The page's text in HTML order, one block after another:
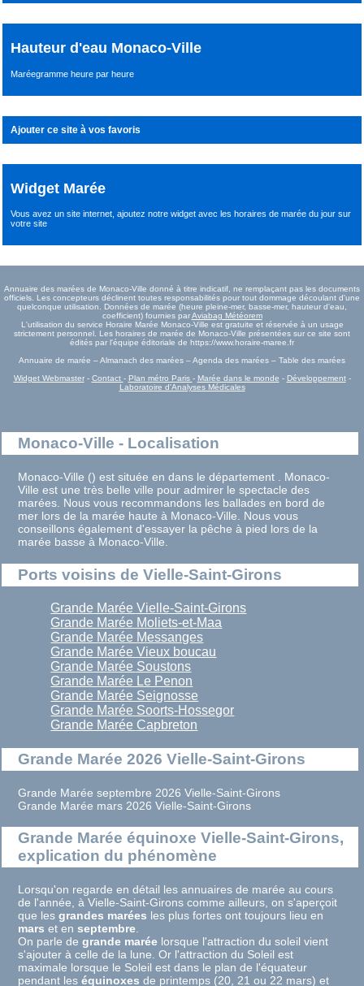
Hauteur d'eau Monaco-Ville
Maréegramme heure par heure
Ajouter ce site à vos favoris
Widget Marée
Vous avez un site internet,ajoutez notre widget avec les horaires de marée du joursur
votre site
Annuaire des marées de Monaco-Ville donné à titre indicatif, ne remplaçant pas les documents
officiels. Les concepteurs déclinent toutes responsabilités pour tout dommage découlant d'une
quelconque utilisation. Données de marée (heure pleine-mer, basse-mer, hauteur d'eau,
coefficient) fournies parAviabag Météorem
L'utilisation du service Horaire Marée Monaco-Ville est gratuite et réservée à un usage
strictement personnel. Les horaires de marée de Monaco-Ville présentées sur ce site sont
édités par l'équipe éditoriale de https://www.horaire-maree.fr
Annuaire de marée – Almanach des marées – Agenda des marées – Table des marées
Widget Webmaster- Contact - Plan métro Paris - Marée dans le monde - Développement-
Laboratoire d'Analyses Médicales
Monaco-Ville - Localisation
Monaco-Ville () est située en dans le département . Monaco-
Ville est une très belle ville pour admirer le spectacle des
marées. Nous vous recommandons les ballades en bord de
mer lors de la marée haute à Monaco-Ville. Nous vous
conseillons également d'essayer la pêche à pied lors de la
marée basse à Monaco-Ville.
Ports voisins de Vielle-Saint-Girons
Grande Marée Vielle-Saint-Girons
Grande Marée Moliets-et-Maa
Grande Marée Messanges
Grande Marée Vieux boucau
Grande Marée Soustons
Grande Marée Le Penon
Grande Marée Seignosse
Grande Marée Soorts-Hossegor
Grande Marée Capbreton
Grande Marée 2026 Vielle-Saint-Girons
Grande Marée septembre 2026 Vielle-Saint-Girons
Grande Marée mars 2026 Vielle-Saint-Girons
Grande Marée équinoxe Vielle-Saint-Girons,
explication du phénomène
Lorsqu'on regarde en détail les annuaires de marée au cours
de l'année, à Vielle-Saint-Girons comme ailleurs, on s'aperçoit
que lesgrandes marées les plus fortes ont toujours lieu en
mars et enseptembre
On parle degrande marée lorsque l'attraction du soleil vient
s'ajouter à celle de la lune. Or l'attraction du Soleil est
maximale lorsque le Soleil est dans le plan de l'équateur
pendant leséquinoxes de printemps (20, 21 ou 22 mars) et